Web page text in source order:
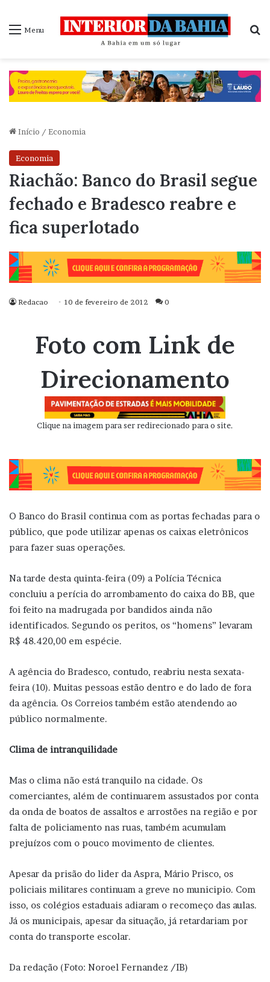
Menu
Início / Economia
Economia
Riachão: Banco do Brasil segue
fechado e Bradesco reabre e
fica superlotado
Redacao 10 de fevereiro de 2012 0
Foto com Link de
Direcionamento
Clique na imagem para ser redirecionado para o site.
O Banco do Brasil continua com as portas fechadas para o
público, que pode utilizar apenas os caixas eletrônicos
para fazer suas operações.
Na tarde desta quinta-feira (09) a Polícia Técnica
concluiu a perícia do arrombamento do caixa do BB, que
foi feito na madrugada por bandidos ainda não
identificados. Segundo os peritos, os “homens” levaram
R$ 48.420,00 em espécie.
A agência do Bradesco, contudo, reabriu nesta sexata-
feira (10). Muitas pessoas estão dentro e do lado de fora
da agência. Os Correios também estão atendendo ao
público normalmente.
Clima de intranquilidade
Mas o clima não está tranquilo na cidade. Os
comerciantes, além de continuarem assustados por conta
da onda de boatos de assaltos e arrostões na região e por
falta de policiamento nas ruas, também acumulam
prejuízos com o pouco movimento de clientes.
Apesar da prisão do lider da Aspra, Mário Prisco, os
policiais militares continuam a greve no municipio. Com
isso, os colégios estaduais adiaram o recomeço das aulas.
Já os municipais, apesar da situação, já retardariam por
conta do transporte escolar.
Da redação (Foto: Noroel Fernandez /IB)